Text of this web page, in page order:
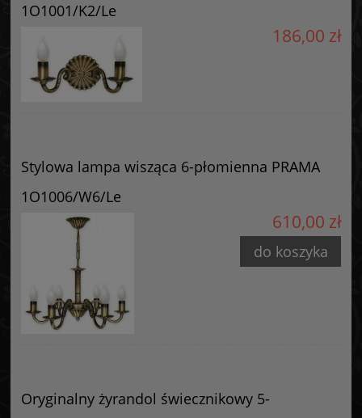
42-224 Częstochowa, Polska
info@goldsun-lampy.pl
1O1001/K2/Le
186,00 zł
Stylowa lampa wisząca 6-płomienna PRAMA
1O1006/W6/Le
610,00 zł
do koszyka
Oryginalny żyrandol świecznikowy 5-